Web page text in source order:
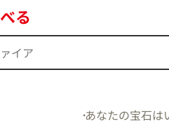
る
あなたの宝石は